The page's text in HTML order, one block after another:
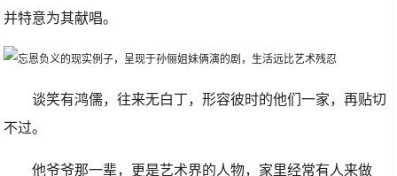
并特意为其献唱。
谈笑有鸿儒，往来无白丁，形容彼时的他们一家，再贴切
不过。
他爷爷那一辈，更是艺术界的人物，家里经常有人来做